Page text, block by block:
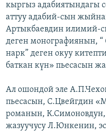
кыргыз адабиятындагы
аттуу адабий-сын
Артыкбаевдин илимий-
деген монографиянын,
нарк” деген окуу
баткан күн» пьесасын
Ал ошондой эле
пьесасын, С.Цвейгдин
романын,
жазуучусу Л.Юнкенин,